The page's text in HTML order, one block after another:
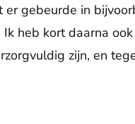
gebeurde in
heb kort daarna
zijn, en